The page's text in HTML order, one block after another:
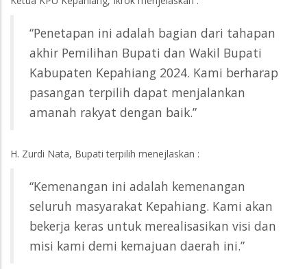
“Penetapan ini adalah bagian dari tahapan
akhir Pemilihan Bupati dan Wakil Bupati
Kabupaten Kepahiang 2024. Kami berharap
pasangan terpilih dapat menjalankan
amanah rakyat dengan baik.”
H. Zurdi Nata, Bupati terpilih menejlaskan :
“Kemenangan ini adalah kemenangan
seluruh masyarakat Kepahiang. Kami akan
bekerja keras untuk merealisasikan visi dan
misi kami demi kemajuan daerah ini.”